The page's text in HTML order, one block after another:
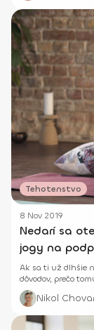
Tehotenstvo
8 Nov 2019
Nedarí sa
jogy na
Ak sa ti už dlhšie
dôvodov, prečo
plodnosti.
Nikol